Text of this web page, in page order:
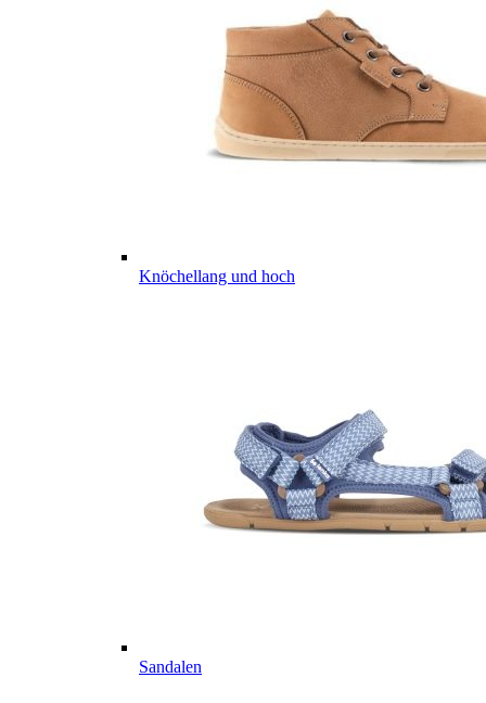
Knöchellang und hoch
Sandalen